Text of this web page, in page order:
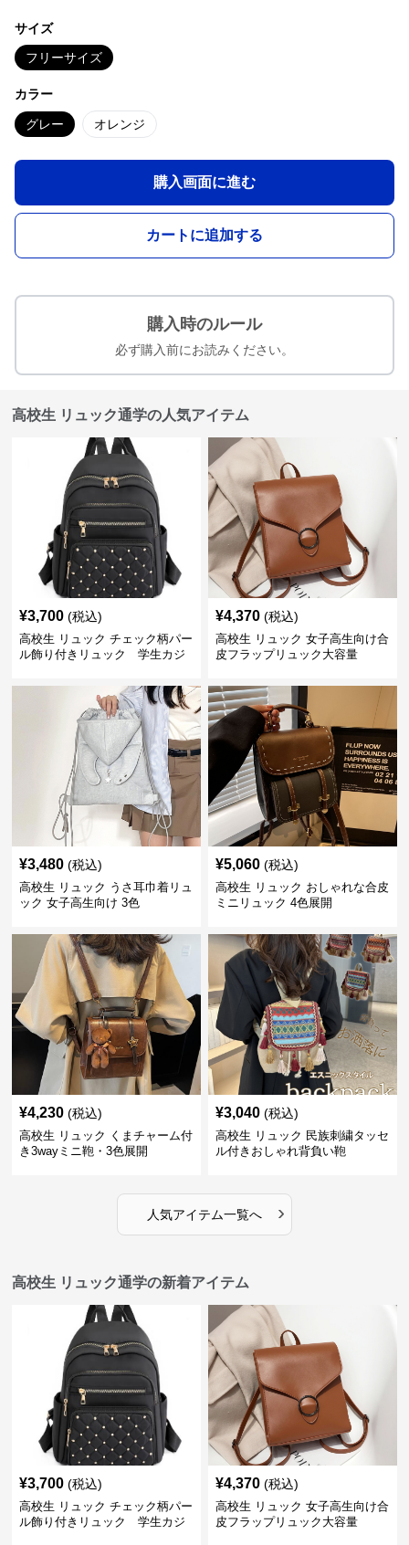
サイズ
フリーサイズ
カラー
グレー オレンジ
購入画面に進む
カートに追加する
購入時のルール
必ず購入前にお読みください。
高校生 リュック通学の人気アイテム
¥3,700 (税込)
高校生 リュック チェック柄パー
ル飾り付きリュック 学生カジ
¥4,370 (税込)
高校生 リュック 女子高生向け合
皮フラップリュック大容量
¥3,480 (税込)
高校生 リュック うさ耳巾着リュ
ック 女子高生向け 3色
¥5,060 (税込)
高校生 リュック おしゃれな合皮
ミニリュック 4色展開
¥4,230 (税込)
高校生 リュック くまチャーム付
き3wayミニ鞄・3色展開
¥3,040 (税込)
高校生 リュック 民族刺繍タッセ
ル付きおしゃれ背負い鞄
人気アイテム一覧へ ›
高校生 リュック通学の新着アイテム
¥3,700 (税込)
高校生 リュック チェック柄パー
ル飾り付きリュック 学生カジ
¥4,370 (税込)
高校生 リュック 女子高生向け合
皮フラップリュック大容量